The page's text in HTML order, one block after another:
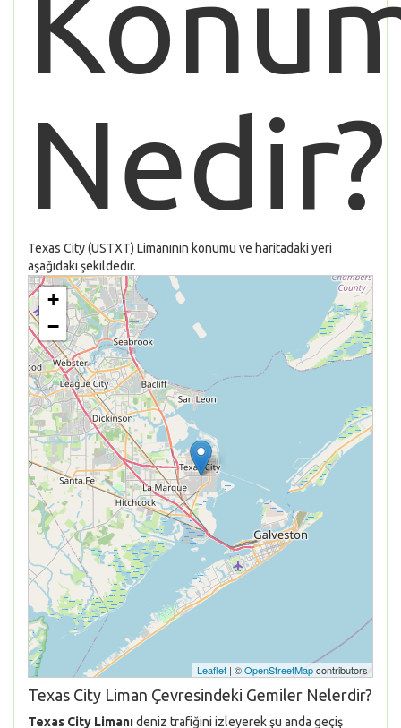
Nedir?
Texas City (USTXT) Limanının konumu ve haritadaki yeri
aşağıdaki şekildedir.
+
−
Leaflet | ©OpenStreetMapcontributors
Texas City Liman Çevresindeki Gemiler Nelerdir?
Texas City Limanıdeniz trafiğini izleyerek şu anda geçiş